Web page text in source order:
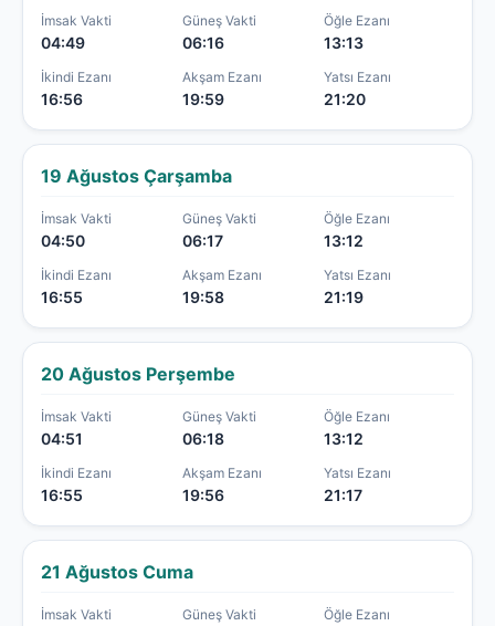
İmsak Vakti
04:49
Güneş Vakti
06:16
Öğle Ezanı
13:13
İkindi Ezanı
16:56
Akşam Ezanı
19:59
Yatsı Ezanı
21:20
19 Ağustos Çarşamba
İmsak Vakti
04:50
Güneş Vakti
06:17
Öğle Ezanı
13:12
İkindi Ezanı
16:55
Akşam Ezanı
19:58
Yatsı Ezanı
21:19
20 Ağustos Perşembe
İmsak Vakti
04:51
Güneş Vakti
06:18
Öğle Ezanı
13:12
İkindi Ezanı
16:55
Akşam Ezanı
19:56
Yatsı Ezanı
21:17
21 Ağustos Cuma
İmsak Vakti Güneş Vakti Öğle Ezanı